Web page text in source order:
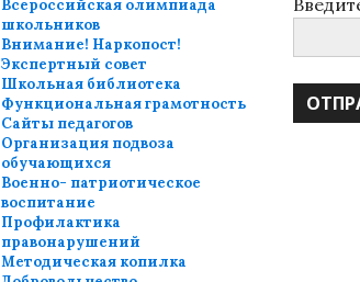
Всероссийская олимпиада
школьников
Внимание! Наркопост!
Экспертный совет
Школьная библиотека
Функциональная грамотность
Сайты педагогов
Организация подвоза
обучающихся
Военно- патриотическое
воспитание
Профилактика
правонарушений
Методическая копилка